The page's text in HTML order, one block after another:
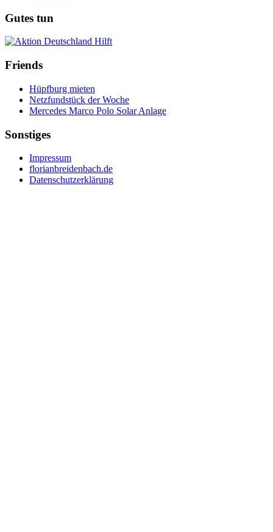
Gutes tun
Friends
Hüpfburg mieten
Netzfundstück der Woche
Mercedes Marco Polo Solar Anlage
Sonstiges
Impressum
florianbreidenbach.de
Datenschutzerklärung